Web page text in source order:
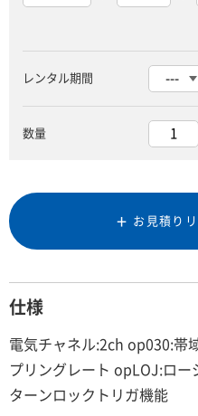
レンタル期間
数量
お見積り
仕様
電気チャネル:2ch op030:帯
プリングレート opLOJ:ロ
ターンロックトリガ機能